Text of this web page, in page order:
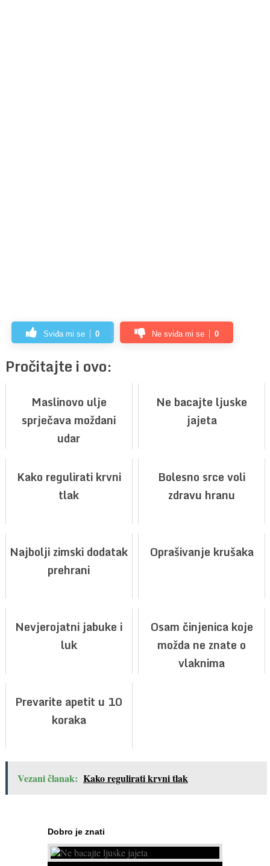
Sviđa mi se 0 Ne sviđa mi se 0
Pročitajte i ovo:
Maslinovo ulje
sprječava moždani
udar
Ne bacajte ljuske
jajeta
Kako regulirati krvni
tlak
Bolesno srce voli
zdravu hranu
Najbolji zimski dodatak
prehrani
Oprašivanje krušaka
Nevjerojatni jabuke i
luk
Osam činjenica koje
možda ne znate o
vlaknima
Prevarite apetit u 10
koraka
Vezani članak: Kako regulirati krvni tlak
Dobro je znati